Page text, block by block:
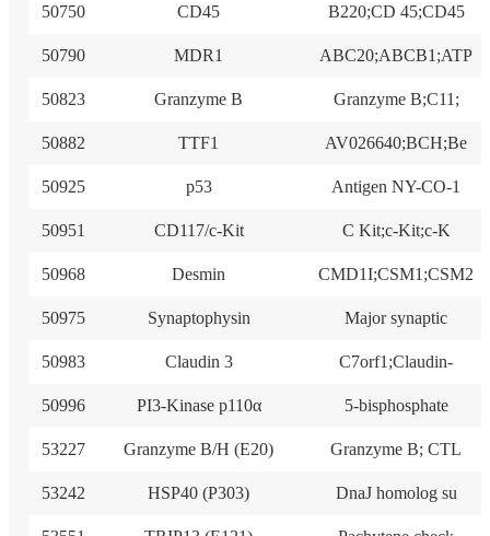
50750 CD45 B220;CD 45;CD45
50790 MDR1 ABC20;ABCB1;ATP
50823 Granzyme B Granzyme B;C11;
50882 TTF1 AV026640;BCH;Be
50925 p53 Antigen NY-CO-1
50951 CD117/c-Kit C Kit;c-Kit;c-K
50968 Desmin CMD1I;CSM1;CSM2
50975 Synaptophysin Major synaptic
50983 Claudin 3 C7orf1;Claudin-
50996 PI3-Kinase p110α 5-bisphosphate
53227 Granzyme B/H (E20) Granzyme B; CTL
53242 HSP40 (P303) DnaJ homolog su